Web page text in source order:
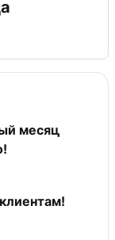
месяц